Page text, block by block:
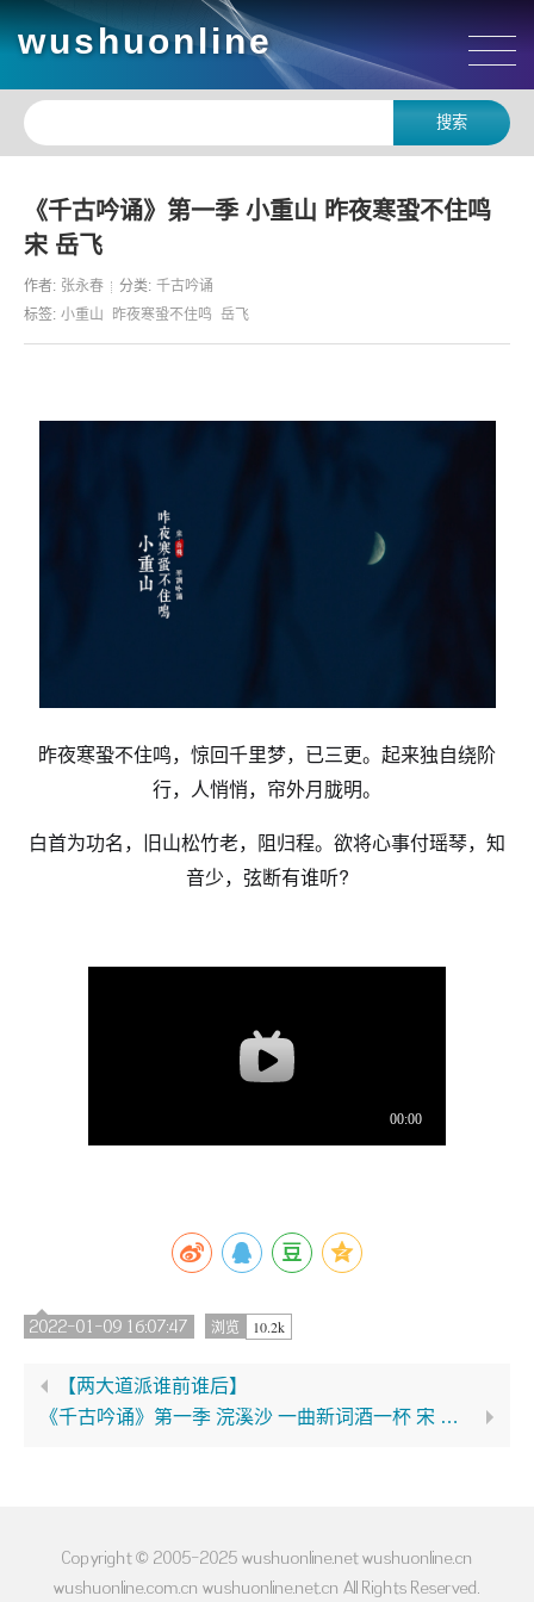
wushuonline
《千古吟诵》第一季 小重山 昨夜寒蛩不住鸣
宋 岳飞
作者: 张永春 分类: 千古吟诵
标签: 小重山 昨夜寒蛩不住鸣 岳飞
昨夜寒蛩不住鸣，惊回千里梦，已三更。起来独自绕阶
行，人悄悄，帘外月胧明。
白首为功名，旧山松竹老，阻归程。欲将心事付瑶琴，知
音少，弦断有谁听?
2022-01-09 16:07:47 浏览 10.2k
【两大道派谁前谁后】
《千古吟诵》第一季 浣溪沙 一曲新词酒一杯 宋 晏殊
Copyright © 2005-2025 wushuonline.net wushuonline.cn
wushuonline.com.cn wushuonline.net.cn All Rights Reserved.